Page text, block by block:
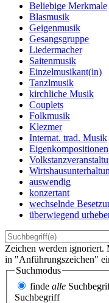
Beliebige Merkmale
Blasmusik
Geigenmusik
Gesangsgruppe
Liedermacher
Saitenmusik
Einzelmusikant(in)
Tanzlmusik
kirchliche Musik
Couplets
Folkmusik
Klezmer
Internat. trad. Musik
Eigenkompositionen
auswendig
konzertant
wechselnde
überwiegend
Zeichen werden ignoriert.
in "Anführungszeichen"
Suchmodus
finde alle
Suchbegriff